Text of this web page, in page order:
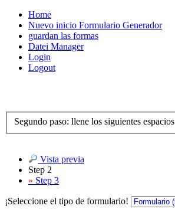
Home
Nuevo inicio Formulario Generador
guardan las formas
Datei Manager
Login
Logout
Segundo paso: llene los siguientes espacios
Vista previa
Step 2
» Step 3
¡Seleccione el tipo de formulario!